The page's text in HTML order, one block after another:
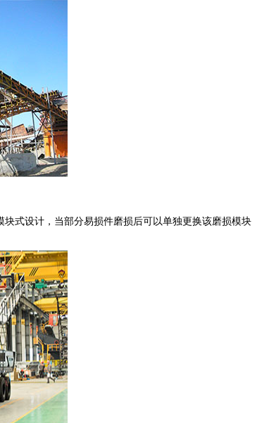
式设计，当部分易损件磨损后可以单独更换该磨损模块